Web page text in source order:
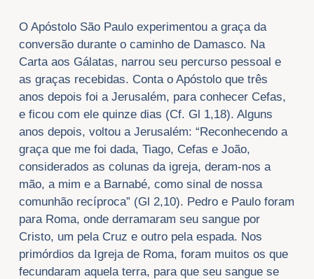
​O Apóstolo São Paulo experimentou a graça da
conversão durante o caminho de Damasco. Na
Carta aos Gálatas, narrou seu percurso pessoal e
as graças recebidas. Conta o Apóstolo que três
anos depois foi a Jerusalém, para conhecer Cefas,
e ficou com ele quinze dias (Cf. Gl 1,18). Alguns
anos depois, voltou a Jerusalém: “Reconhecendo a
graça que me foi dada, Tiago, Cefas e João,
considerados as colunas da igreja, deram-nos a
mão, a mim e a Barnabé, como sinal de nossa
comunhão recíproca” (Gl 2,10). Pedro e Paulo foram
para Roma, onde derramaram seu sangue por
Cristo, um pela Cruz e outro pela espada. Nos
primórdios da Igreja de Roma, foram muitos os que
fecundaram aquela terra, para que seu sangue se